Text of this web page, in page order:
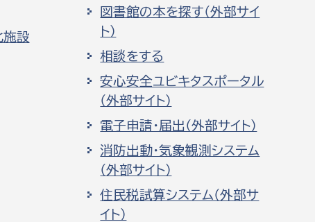
設
図書館の本を探す（外部サイ
ト）
相談をする
安心安全ユビキタスポータル
（外部サイト）
電子申請・届出（外部サイト）
消防出動・気象観測システム
（外部サイト）
住民税試算システム（外部サ
イト）